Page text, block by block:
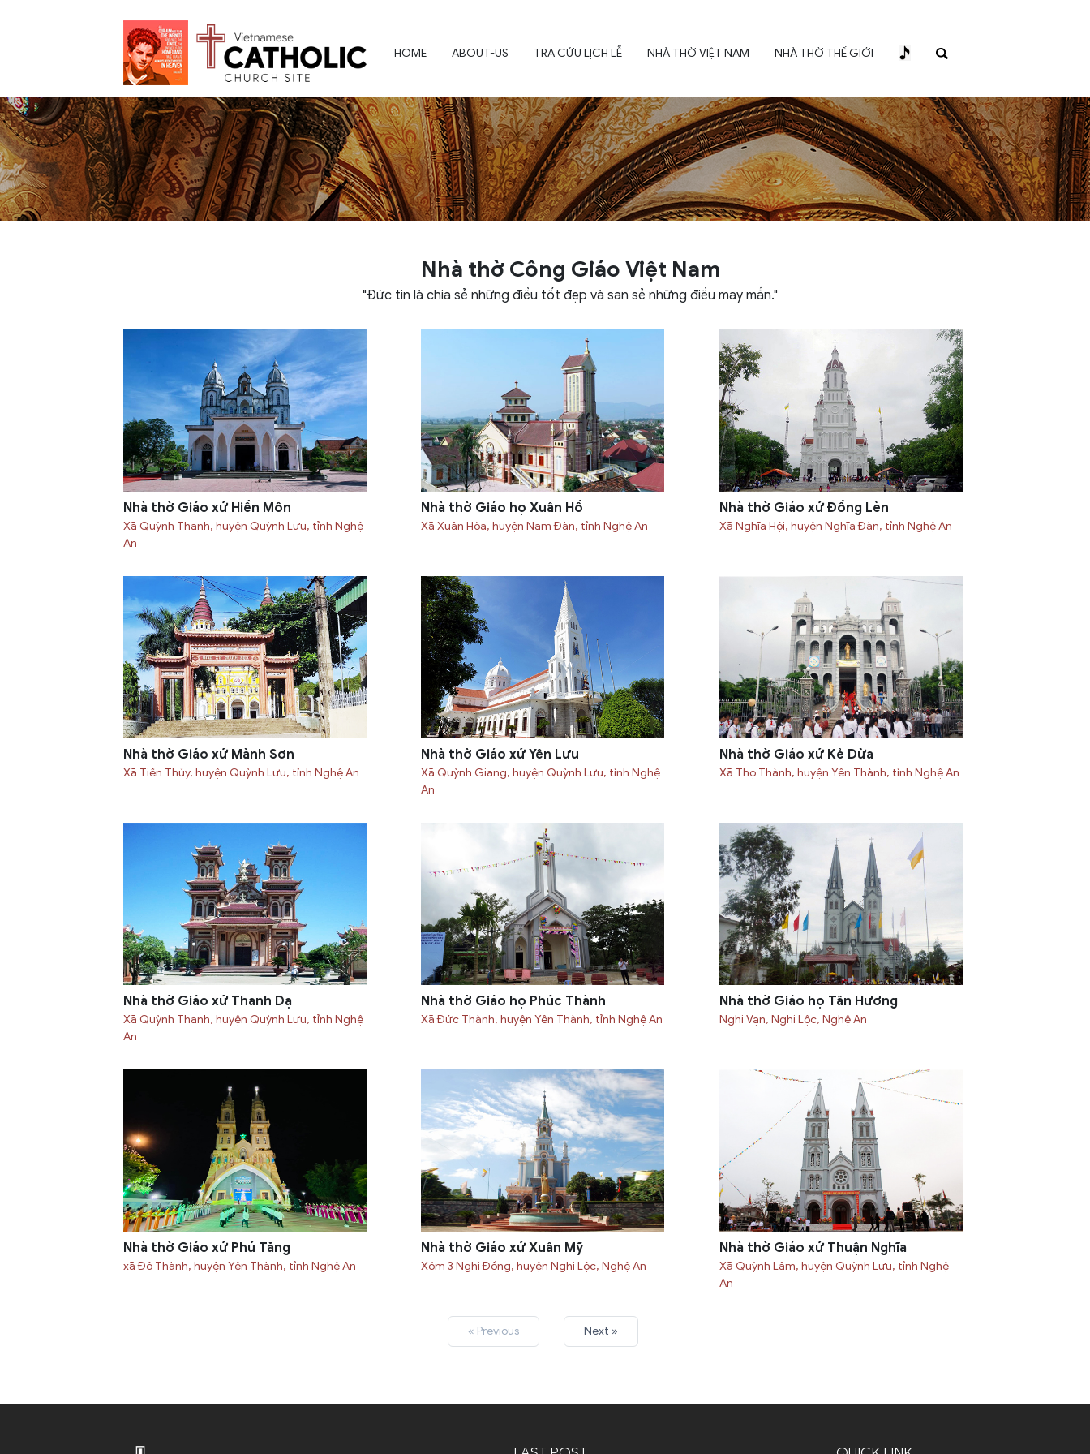
HOME ABOUT-US TRA CỨU LỊCH LỄ NHÀ THỜ VIỆT NAM NHÀ THỜ THẾ GIỚI
Nhà thờ Công Giáo Việt Nam
"Đức tin là chia sẻ những điều tốt đẹp và san sẻ những điều may mắn."
Nhà thờ Giáo xứ Hiền Môn
Xã Quỳnh Thanh, huyện Quỳnh Lưu, tỉnh Nghệ
An
Nhà thờ Giáo họ Xuân Hồ
Xã Xuân Hòa, huyện Nam Đàn, tỉnh Nghệ An
Nhà thờ Giáo xứ Đồng Lèn
Xã Nghĩa Hội, huyện Nghĩa Đàn, tỉnh Nghệ An
Nhà thờ Giáo xứ Mành Sơn
Xã Tiến Thủy, huyện Quỳnh Lưu, tỉnh Nghệ An
Nhà thờ Giáo xứ Yên Lưu
Xã Quỳnh Giang, huyện Quỳnh Lưu, tỉnh Nghệ
An
Nhà thờ Giáo xứ Kẻ Dừa
Xã Thọ Thành, huyện Yên Thành, tỉnh Nghệ An
Nhà thờ Giáo xứ Thanh Dạ
Xã Quỳnh Thanh, huyện Quỳnh Lưu, tỉnh Nghệ
An
Nhà thờ Giáo họ Phúc Thành
Xã Đức Thành, huyện Yên Thành, tỉnh Nghệ An
Nhà thờ Giáo họ Tân Hương
Nghi Vạn, Nghi Lộc, Nghệ An
Nhà thờ Giáo xứ Phú Tăng
xã Đô Thành, huyện Yên Thành, tỉnh Nghệ An
Nhà thờ Giáo xứ Xuân Mỹ
Xóm 3 Nghi Đồng, huyện Nghi Lộc, Nghệ An
Nhà thờ Giáo xứ Thuận Nghĩa
Xã Quỳnh Lâm, huyện Quỳnh Lưu, tỉnh Nghệ
An
« Previous Next »